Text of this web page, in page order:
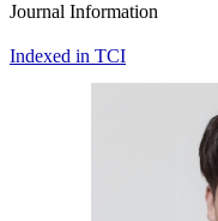
Journal Information
Indexed in TCI